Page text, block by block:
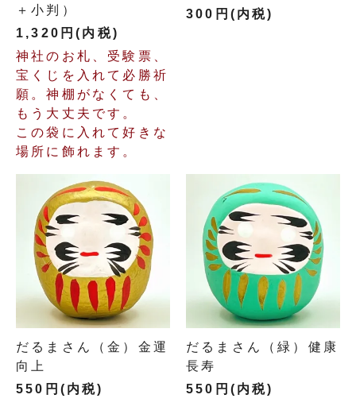
＋小判）
1,320円(内税)
神社のお札、受験票、
宝くじを入れて必勝祈
願。神棚がなくても、
もう大丈夫です。
この袋に入れて好きな
場所に飾れます。
300円(内税)
だるまさん（金）金運
向上
550円(内税)
だるまさん（緑）健康
長寿
550円(内税)